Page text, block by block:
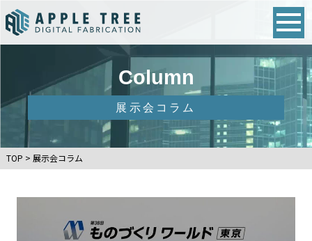
Column
展示会コラム
TOP > 展示会コラム